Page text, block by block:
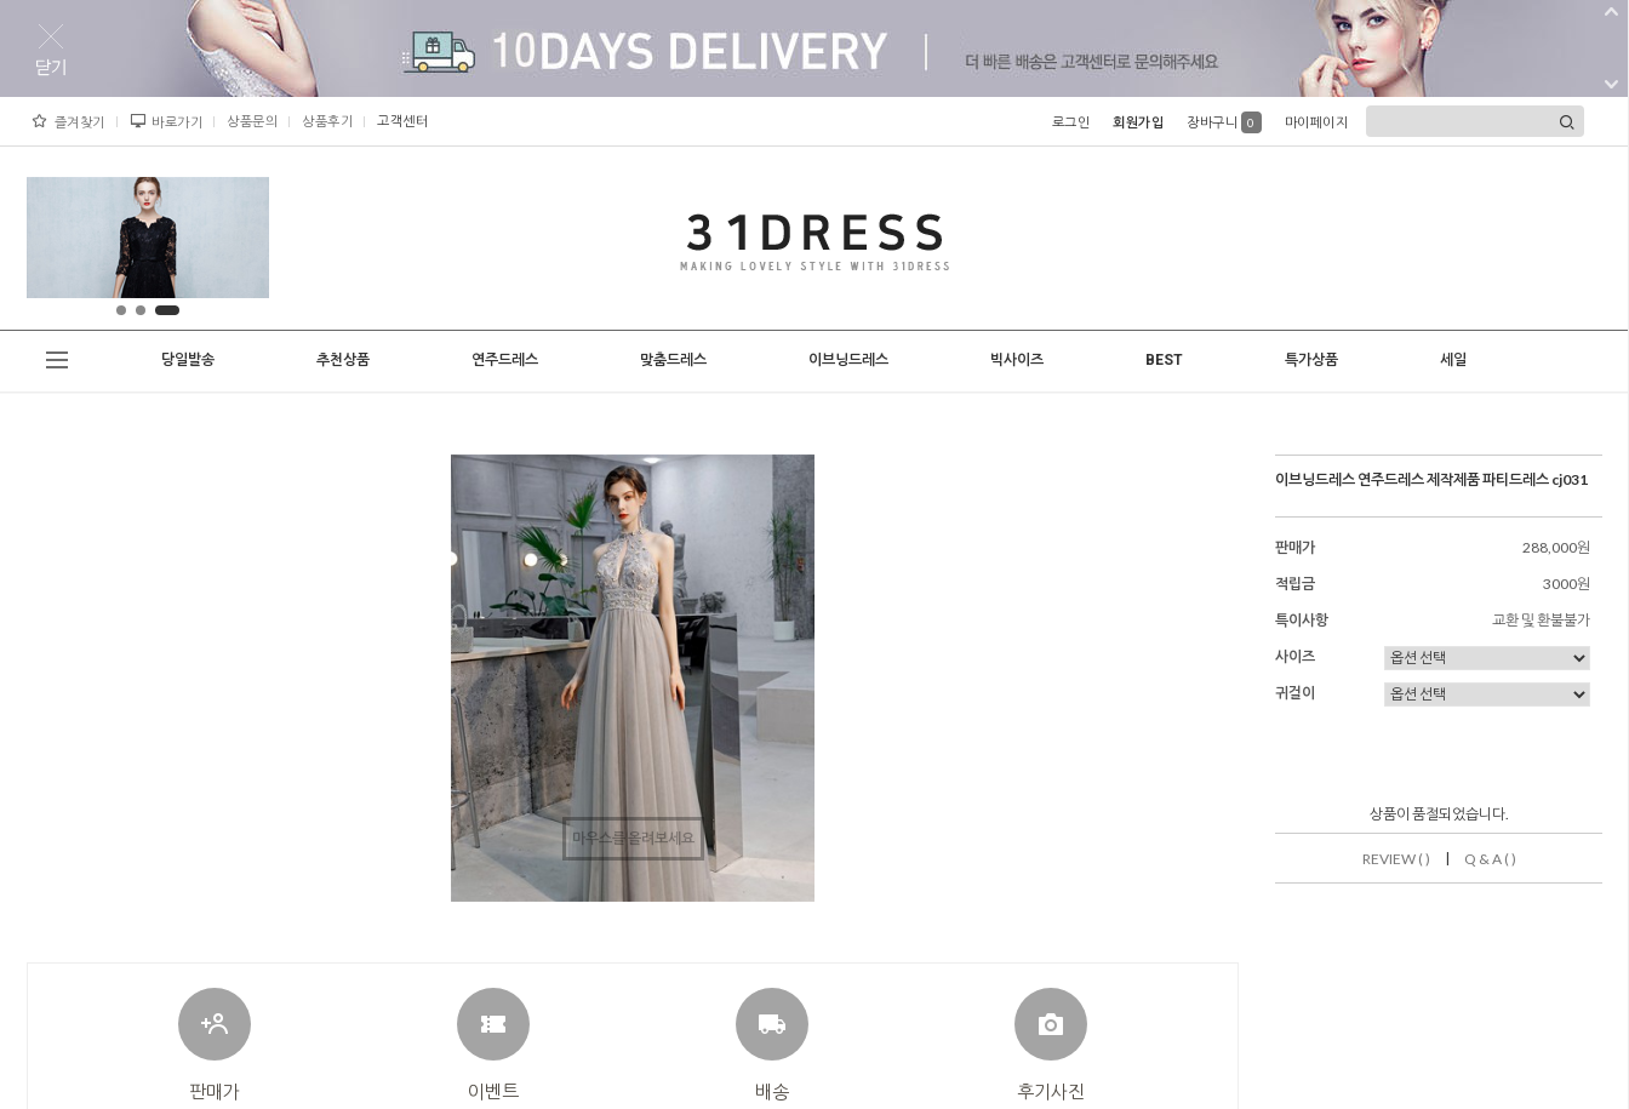
즐겨찾기 바로가기 상품문의 상품후기 고객센터 로그인 회원가입 장바구니 0 마이페이지
당일발송 추천상품 연주드레스 맞춤드레스 이브닝드레스 빅사이즈 BEST 특가상품 세일
마우스를 올려보세요
판매가 이벤트 배송 후기사진
이브닝드레스 연주드레스 제작제품 파티드레스 cj031
판매가
288,000원
적립금
3000원
특이사항
교환 및 환불불가
사이즈
귀걸이
상품이 품절되었습니다.
REVIEW ( ) | Q & A ( )